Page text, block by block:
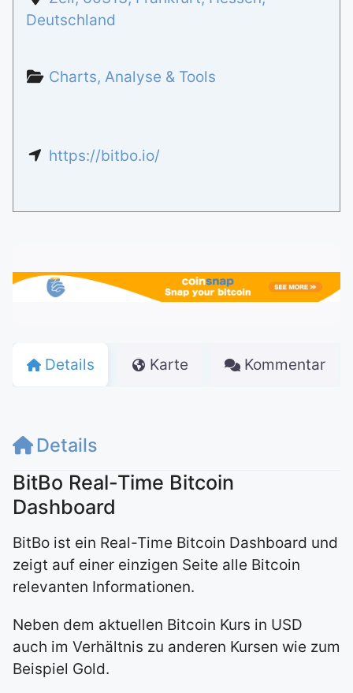
Deutschland
Charts, Analyse & Tools
https://bitbo.io/
Details Karte Kommentar
Details
BitBo Real-Time Bitcoin
Dashboard
BitBo ist ein Real-Time Bitcoin Dashboard und
zeigt auf einer einzigen Seite alle Bitcoin
relevanten Informationen.
Neben dem aktuellen Bitcoin Kurs in USD
auch im Verhältnis zu anderen Kursen wie zum
Beispiel Gold.